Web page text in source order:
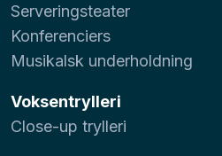
Serveringsteater
Konferenciers
Musikalsk underholdning
Voksentrylleri
Close-up trylleri